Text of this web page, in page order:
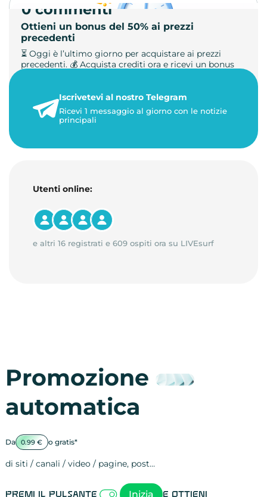
Ottieni un bonus del 50% ai prezzi
precedenti
⏳ Oggi è l’ultimo giorno per acquistare ai prezzi
precedenti. 💰 Acquista crediti ora e ricevi un bonus
23 maggio 2026
1 minuto di lettura
0 commenti
Iscrivetevi al nostro Telegram
Ricevi 1 messaggio al giorno con le notizie
principali
Utenti online:
e altri 16 registrati e 609 ospiti ora su LIVEsurf
Promozione
automatica
Da 0.99 € o gratis*
di siti / canali / video / pagine, post…
Premi il pulsante Inizia e ottieni